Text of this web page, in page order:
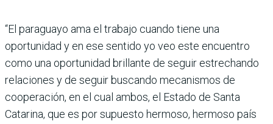
“El paraguayo ama el trabajo cuando tiene una
oportunidad y en ese sentido yo veo este encuentro
como una oportunidad brillante de seguir estrechando
relaciones y de seguir buscando mecanismos de
cooperación, en el cual ambos, el Estado de Santa
Catarina, que es por supuesto hermoso, hermoso país